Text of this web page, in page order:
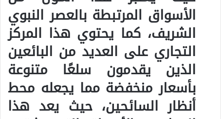
الأسواق المرتبطة بالعصر النبوي
الشريف، كما يحتوي هذا المركز
التجاري على العديد من البائعين
الذين يقدمون سلعًا متنوعة
بأسعار منخفضة مما يجعله محط
أنظار السائحين، حيث يعد هذا